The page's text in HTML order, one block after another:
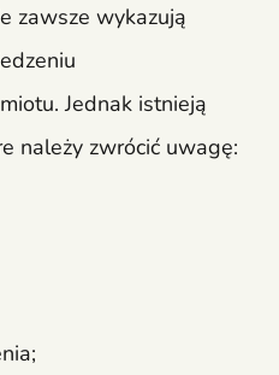
zawsze wykazują
Jednak istnieją
należy zwrócić uwagę: